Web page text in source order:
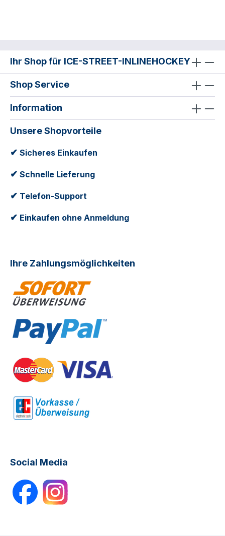
Ihr Shop für ICE-STREET-INLINEHOCKEY
Shop Service
Information
Unsere Shopvorteile
✔ Sicheres Einkaufen
✔ Schnelle Lieferung
✔ Telefon-Support
✔ Einkaufen ohne Anmeldung
Ihre Zahlungsmöglichkeiten
Social Media